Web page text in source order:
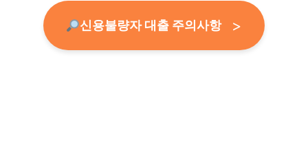
신용불량자 대출 주의사항